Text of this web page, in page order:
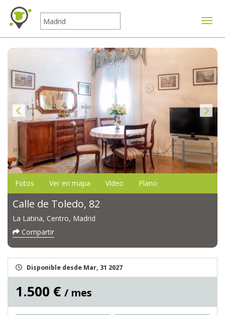
Fotos Ver en mapa Vídeo Plano
Calle de Toledo, 82
La Latina, Centro, Madrid
Compartir
Disponible desde Mar, 31 2027
1.500 € / mes